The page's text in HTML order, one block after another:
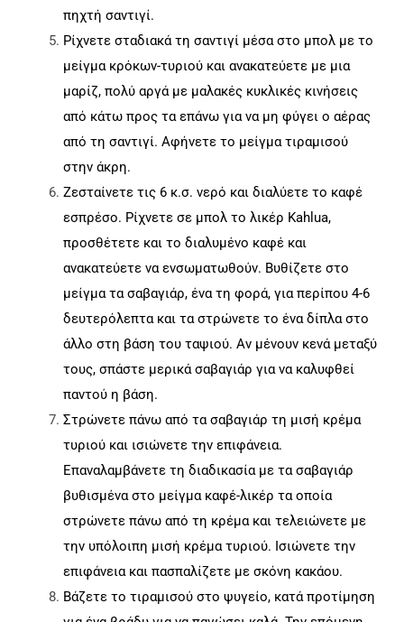
πηχτή σαντιγί.
Ρίχνετε σταδιακά τη σαντιγί μέσα στο μπολ με το
μείγμα κρόκων-τυριού και ανακατεύετε με μια
μαρίζ, πολύ αργά με μαλακές κυκλικές κινήσεις
από κάτω προς τα επάνω για να μη φύγει ο αέρας
από τη σαντιγί. Αφήνετε το μείγμα τιραμισού
στην άκρη.
Ζεσταίνετε τις 6 κ.σ. νερό και διαλύετε το καφέ
εσπρέσο. Ρίχνετε σε μπολ το λικέρ Kahlua,
προσθέτετε και το διαλυμένο καφέ και
ανακατεύετε να ενσωματωθούν. Βυθίζετε στο
μείγμα τα σαβαγιάρ, ένα τη φορά, για περίπου 4-6
δευτερόλεπτα και τα στρώνετε το ένα δίπλα στο
άλλο στη βάση του ταψιού. Αν μένουν κενά μεταξύ
τους, σπάστε μερικά σαβαγιάρ για να καλυφθεί
παντού η βάση.
Στρώνετε πάνω από τα σαβαγιάρ τη μισή κρέμα
τυριού και ισιώνετε την επιφάνεια.
Επαναλαμβάνετε τη διαδικασία με τα σαβαγιάρ
βυθισμένα στο μείγμα καφέ-λικέρ τα οποία
στρώνετε πάνω από τη κρέμα και τελειώνετε με
την υπόλοιπη μισή κρέμα τυριού. Ισιώνετε την
επιφάνεια και πασπαλίζετε με σκόνη κακάου.
Βάζετε το τιραμισού στο ψυγείο, κατά προτίμηση